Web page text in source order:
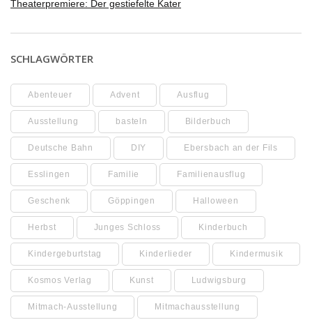
Theaterpremiere: Der gestiefelte Kater
SCHLAGWÖRTER
Abenteuer Advent Ausflug
Ausstellung basteln Bilderbuch
Deutsche Bahn DIY Ebersbach an der Fils
Esslingen Familie Familienausflug
Geschenk Göppingen Halloween
Herbst Junges Schloss Kinderbuch
Kindergeburtstag Kinderlieder Kindermusik
Kosmos Verlag Kunst Ludwigsburg
Mitmach-Ausstellung Mitmachausstellung